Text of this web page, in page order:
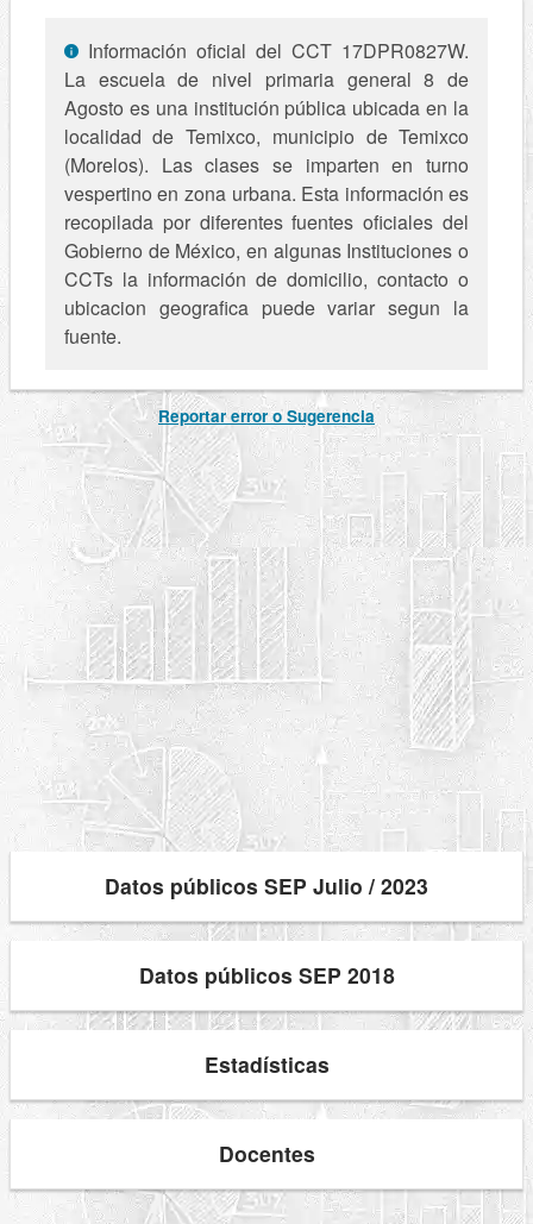
Información oficial del CCT 17DPR0827W.
La escuela de nivel primaria general 8 de
Agosto es una institución pública ubicada en la
localidad de Temixco, municipio de Temixco
(Morelos). Las clases se imparten en turno
vespertino en zona urbana. Esta información es
recopilada por diferentes fuentes oficiales del
Gobierno de México, en algunas Instituciones o
CCTs la información de domicilio, contacto o
ubicacion geografica puede variar segun la
fuente.
Reportar error o Sugerencia
Datos públicos SEP Julio / 2023
Datos públicos SEP 2018
Estadísticas
Docentes